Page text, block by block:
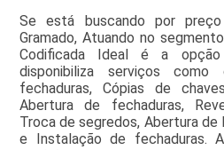
Se está buscando por
Gramado, Atuando no
Codificada Ideal é a
disponibiliza serviços
fechaduras, Cópias de
Abertura de fechaduras,
Troca de segredos, Abertura de
e Instalação de fechaduras.